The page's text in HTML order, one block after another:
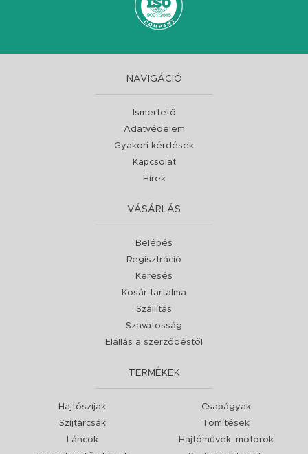
NAVIGÁCIÓ
Ismertető
Adatvédelem
Gyakori kérdések
Kapcsolat
Hírek
VÁSÁRLÁS
Belépés
Regisztráció
Keresés
Kosár tartalma
Szállítás
Szavatosság
Elállás a szerződéstől
TERMÉKEK
Hajtószíjak
Szíjtárcsák
Láncok
Csapágyak
Tömítések
Hajtóművek, motorok